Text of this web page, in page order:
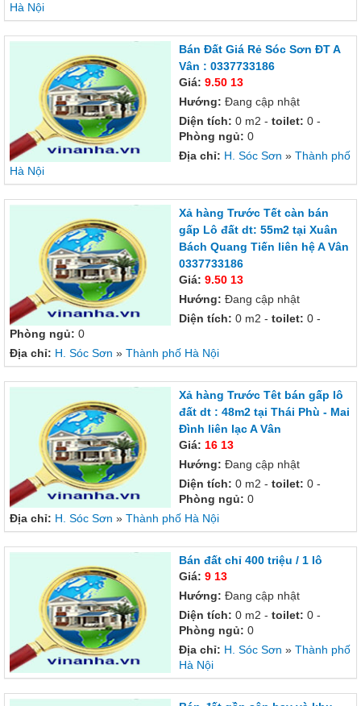
Hà Nội
Bán Đất Giá Rẻ Sóc Sơn ĐT A
Vân : 0337733186
Giá: 9.50 13
Hướng: Đang cập nhật
Diện tích: 0 m2 - toilet: 0 -
Phòng ngủ: 0
Địa chỉ: H. Sóc Sơn » Thành phố
Hà Nội
Xả hàng Trước Tết càn bán
gấp Lô đất dt: 55m2 tại Xuân
Bách Quang Tiến liên hệ A Vân
0337733186
Giá: 9.50 13
Hướng: Đang cập nhật
Diện tích: 0 m2 - toilet: 0 -
Phòng ngủ: 0
Địa chỉ: H. Sóc Sơn » Thành phố Hà Nội
Xả hàng Trước Têt bán gấp lô
đất dt : 48m2 tại Thái Phù - Mai
Đình liên lạc A Vân
Giá: 16 13
Hướng: Đang cập nhật
Diện tích: 0 m2 - toilet: 0 -
Phòng ngủ: 0
Địa chỉ: H. Sóc Sơn » Thành phố Hà Nội
Bán đất chỉ 400 triệu / 1 lô
Giá: 9 13
Hướng: Đang cập nhật
Diện tích: 0 m2 - toilet: 0 -
Phòng ngủ: 0
Địa chỉ: H. Sóc Sơn » Thành phố
Hà Nội